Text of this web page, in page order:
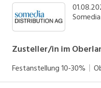
Zustellung von Zeitungen und
an Werk- und Sonntagen Arbeitsbeginn zwischen 3.30 und
5.00 Uhr
INSERAT ANSEHEN
Zusteller/in im
Festanstellung10-30%